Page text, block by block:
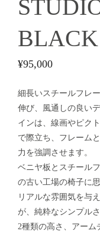
¥95,000
細長いスチールフレ
伸び、風通しの良い
インは、線画やピク
で際立ち、フレーム
力を強調させます。
ベニヤ板とスチール
の古い工場の椅子に
リアルな雰囲気を与
が、純粋なシンプル
2種類の高さ、アー